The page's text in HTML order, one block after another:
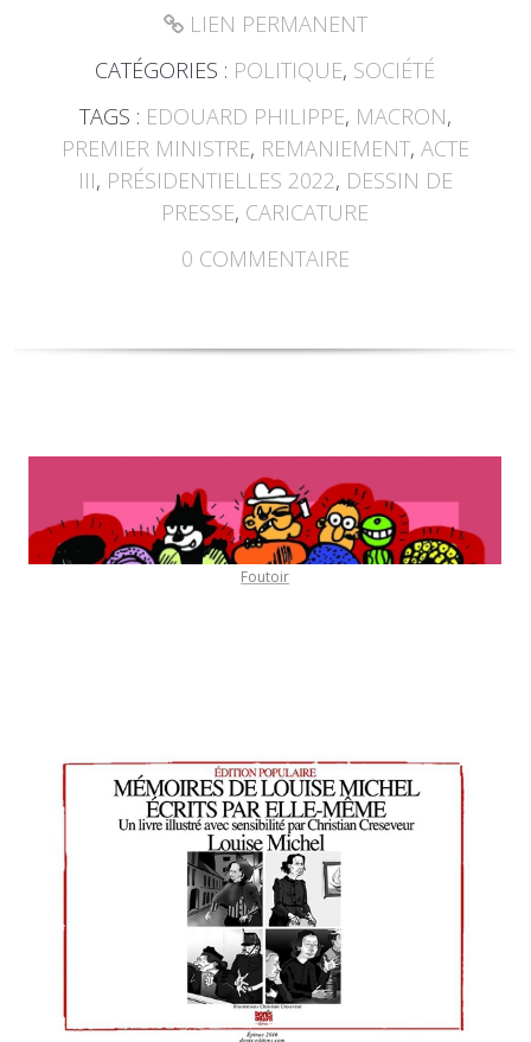
LIEN PERMANENT
CATÉGORIES : POLITIQUE, SOCIÉTÉ
TAGS : EDOUARD PHILIPPE, MACRON,
PREMIER MINISTRE, REMANIEMENT, ACTE
III, PRÉSIDENTIELLES 2022, DESSIN DE
PRESSE, CARICATURE
0 COMMENTAIRE
Foutoir